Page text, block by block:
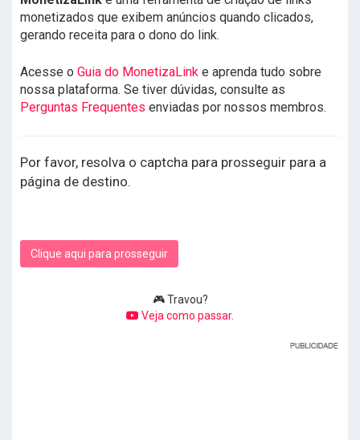
monetizados que exibem anúncios quando clicados,
gerando receita para o dono do link.
Acesse o Guia do MonetizaLink e aprenda tudo sobre
nossa plataforma. Se tiver dúvidas, consulte as
Perguntas Frequentes enviadas por nossos membros.
Por favor, resolva o captcha para prosseguir para a
página de destino.
Clique aqui para prosseguir
🎮 Travou?
Veja como passar.